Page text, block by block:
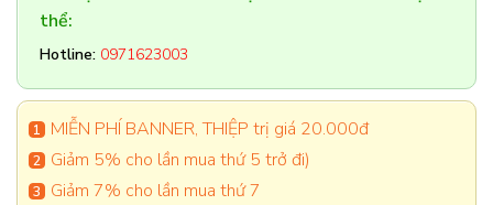
thể:
Hotline: 0971623003
MIỄN PHÍ BANNER, THIỆP trị giá 20.000đ
Giảm 5% cho lần mua thứ 5 trở đi)
Giảm 7% cho lần mua thứ 7